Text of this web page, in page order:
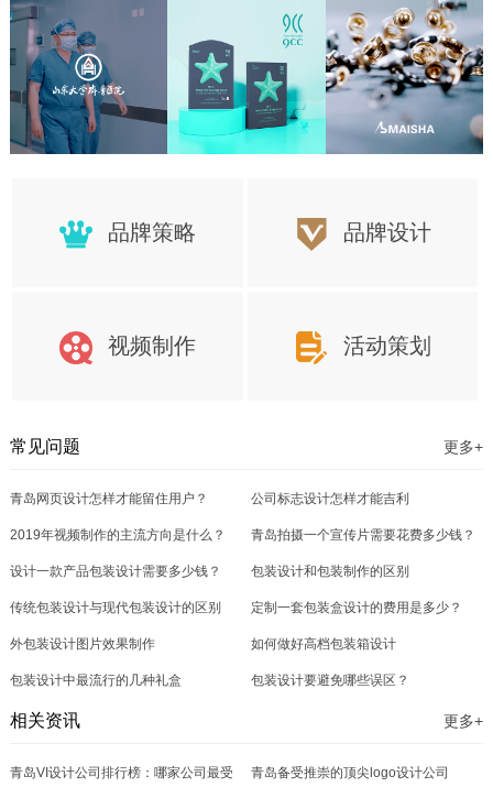
品牌策略 品牌设计
视频制作 活动策划
常见问题 更多+
青岛网页设计怎样才能留住用户？ 公司标志设计怎样才能吉利
2019年视频制作的主流方向是什么？ 青岛拍摄一个宣传片需要花费多少钱？
设计一款产品包装设计需要多少钱？ 包装设计和包装制作的区别
传统包装设计与现代包装设计的区别 定制一套包装盒设计的费用是多少？
外包装设计图片效果制作 如何做好高档包装箱设计
包装设计中最流行的几种礼盒 包装设计要避免哪些误区？
相关资讯 更多+
青岛VI设计公司排行榜：哪家公司最受 青岛备受推崇的顶尖logo设计公司